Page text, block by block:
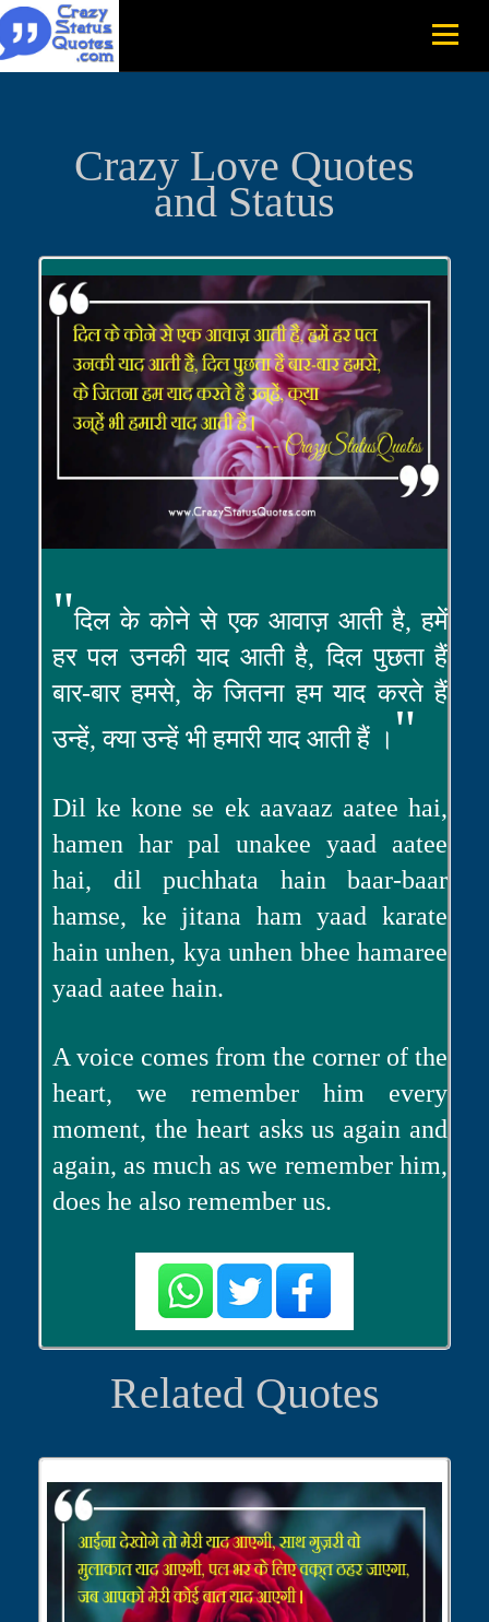
Crazy Love Quotes
and Status
"दिल के कोने से एक आवाज़ आती है, हमें
हर पल उनकी याद आती है, दिल पुछता हैं
बार-बार हमसे, के जितना हम याद करते हैं
उन्हें, क्या उन्हें भी हमारी याद आती हैं । "
Dil ke kone se ek aavaaz aatee hai,
hamen har pal unakee yaad aatee
hai, dil puchhata hain baar-baar
hamse, ke jitana ham yaad karate
hain unhen, kya unhen bhee hamaree
yaad aatee hain.
A voice comes from the corner of the
heart, we remember him every
moment, the heart asks us again and
again, as much as we remember him,
does he also remember us.
Related Quotes